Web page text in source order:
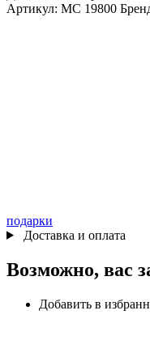
Артикул: MC 19800
подарки
Доставка и оплата
Возможно, вас
Добавить в